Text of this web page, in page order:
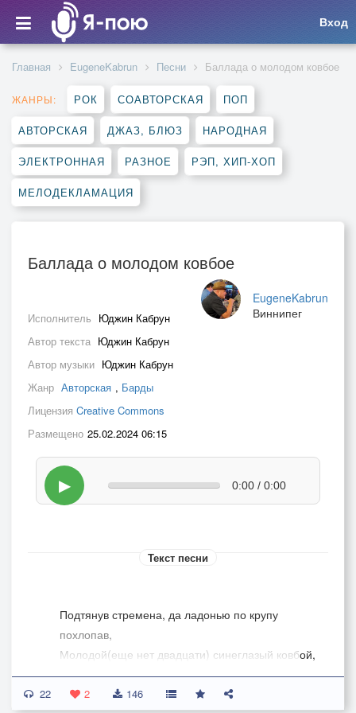
Вход
Главная EugeneKabrun Песни Баллада о молодом ковбое
ЖАНРЫ: РОК СОАВТОРСКАЯ ПОП
АВТОРСКАЯ ДЖАЗ, БЛЮЗ НАРОДНАЯ
ЭЛЕКТРОННАЯ РАЗНОЕ РЭП, ХИП-ХОП
МЕЛОДЕКЛАМАЦИЯ
Баллада о молодом ковбое
EugeneKabrun
Виннипег
Исполнитель Юджин Кабрун
Автор текста Юджин Кабрун
Автор музыки Юджин Кабрун
Жанр Авторская , Барды
Лицензия Creative Commons
Размещено 25.02.2024 06:15
▶ 0:00 / 0:00
Текст песни
Подтянув стремена, да ладонью по крупу
похлопав,
Молодой(еще нет двадцати) синеглазый ковбой,
Навестить собирался в Техасе семью хлеборобов,
Обручился с их дочкой парнишка последней
22 2 146